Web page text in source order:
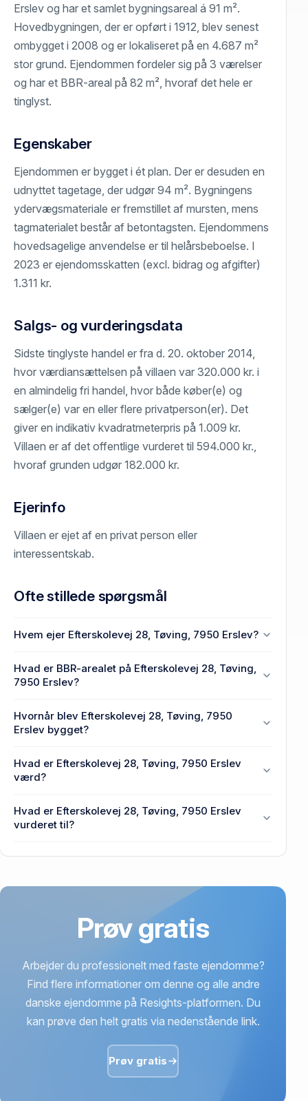
Erslev og har et samlet bygningsareal á 91 m².
Hovedbygningen, der er opført i 1912, blev senest
ombygget i 2008 og er lokaliseret på en 4.687 m²
stor grund. Ejendommen fordeler sig på 3 værelser
og har et BBR-areal på 82 m², hvoraf det hele er
tinglyst.
Egenskaber
Ejendommen er bygget i ét plan. Der er desuden en
udnyttet tagetage, der udgør 94 m². Bygningens
ydervægsmateriale er fremstillet af mursten, mens
tagmaterialet består af betontagsten. Ejendommens
hovedsagelige anvendelse er til helårsbeboelse. I
2023 er ejendomsskatten (excl. bidrag og afgifter)
1.311 kr.
Salgs- og vurderingsdata
Sidste tinglyste handel er fra d. 20. oktober 2014,
hvor værdiansættelsen på villaen var 320.000 kr. i
en almindelig fri handel, hvor både køber(e) og
sælger(e) var en eller flere privatperson(er). Det
giver en indikativ kvadratmeterpris på 1.009 kr.
Villaen er af det offentlige vurderet til 594.000 kr.,
hvoraf grunden udgør 182.000 kr.
Ejerinfo
Villaen er ejet af en privat person eller
interessentskab.
Ofte stillede spørgsmål
Hvem ejer Efterskolevej 28, Tøving, 7950 Erslev?
7950 Erslev.
Hvad er BBR-arealet på Efterskolevej 28, Tøving,
7950 Erslev?
Tøving, 7950 Erslev.
Hvornår blev Efterskolevej 28, Tøving, 7950
Erslev bygget?
Efterskolevej 28, Tøving, 7950 Erslev.
Hvad er Efterskolevej 28, Tøving, 7950 Erslev
værd?
7950 Erslev senest blev handlet i 2014.
Hvad er Efterskolevej 28, Tøving, 7950 Erslev
vurderet til?
Prøv gratis
Arbejder du professionelt med faste ejendomme?
Find flere informationer om denne og alle andre
danske ejendomme på Resights-platformen. Du
kan prøve den helt gratis via nedenstående link.
Prøv gratis